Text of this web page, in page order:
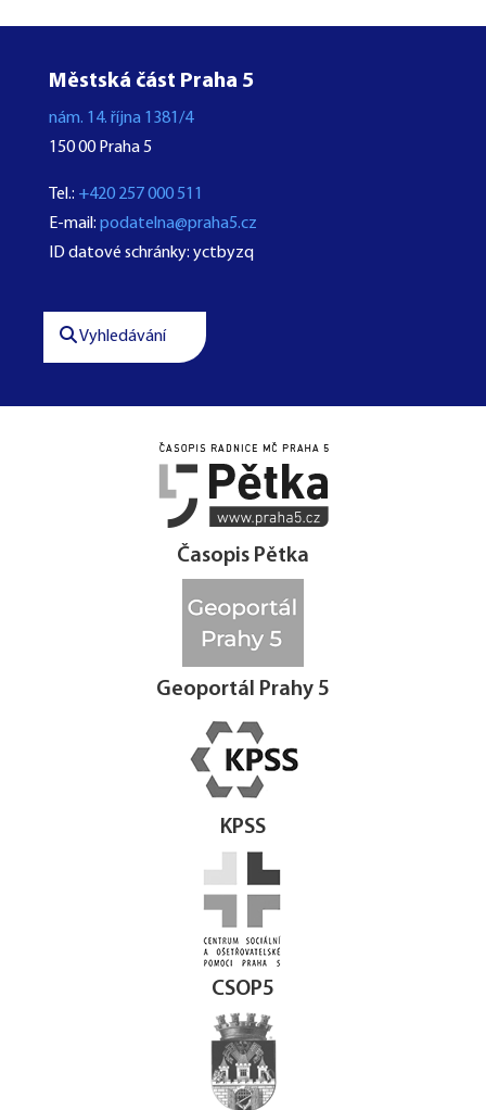
Městská část Praha 5
nám. 14. října 1381/4
150 00 Praha 5
Tel.: +420 257 000 511
E-mail: podatelna@praha5.cz
ID datové schránky: yctbyzq
Vyhledávání
 
Časopis Pětka
Geoportál Prahy 5
KPSS
CSOP5